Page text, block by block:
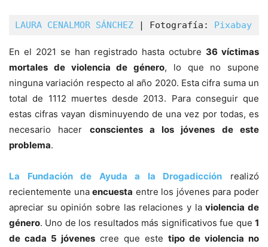
LAURA CENALMOR SÁNCHEZ | Fotografía: Pixabay
En el 2021 se han registrado hasta octubre 36 víctimas
mortales de violencia de género, lo que no supone
ninguna variación respecto al año 2020. Esta cifra suma un
total de 1112 muertes desde 2013. Para conseguir que
estas cifras vayan disminuyendo de una vez por todas, es
necesario hacer conscientes a los jóvenes de este
problema.
La Fundación de Ayuda a la Drogadicción realizó
recientemente unaencuesta entre los jóvenes para poder
apreciar su opinión sobre las relaciones y laviolencia de
género. Uno de los resultados más significativos fue que 1
de cada 5 jóvenes cree que este tipo de violencia no